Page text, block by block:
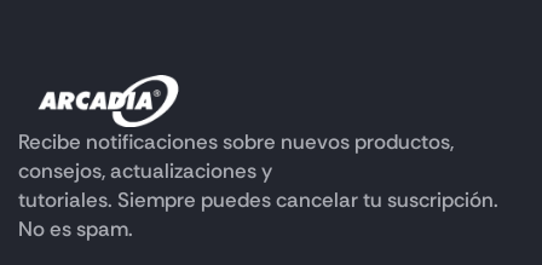
Recibe notificaciones sobre nuevos productos,
consejos, actualizaciones y
tutoriales. Siempre puedes cancelar tu suscripción.
No es spam.